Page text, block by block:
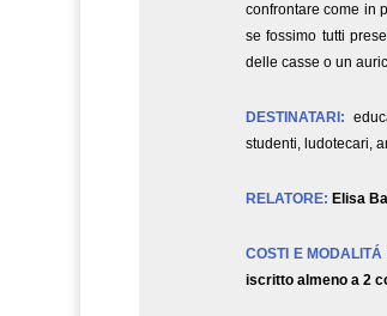
confrontare come in
se fossimo tutti
delle casse o un
DESTINATARI:
studenti, ludotecari,
RELATORE: Elisa
COSTI E MODALITÁ
iscritto almeno a 2